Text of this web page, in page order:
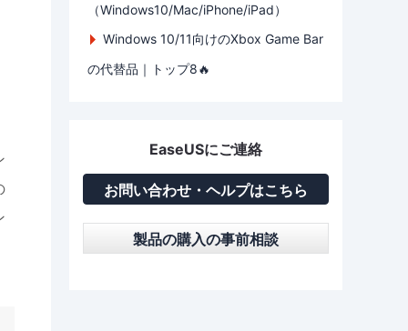
（Windows10/Mac/iPhone/iPad）
Windows 10/11向けのXbox Game Bar
の代替品｜トップ8🔥
EaseUSにご連絡
お問い合わせ・ヘルプはこちら
製品の購入の事前相談